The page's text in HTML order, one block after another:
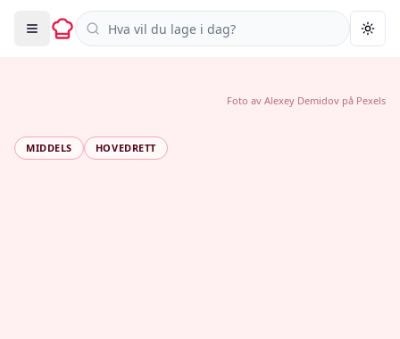
Søk i oppskrifter
MIDDELS HOVEDRETT
Foto av Alexey Demidov på Pexels